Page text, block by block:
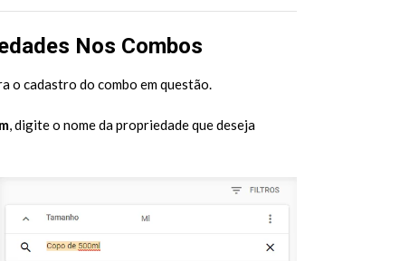
Nos Combos
o cadastro do combo em questão.
, digite o nome da propriedade que deseja